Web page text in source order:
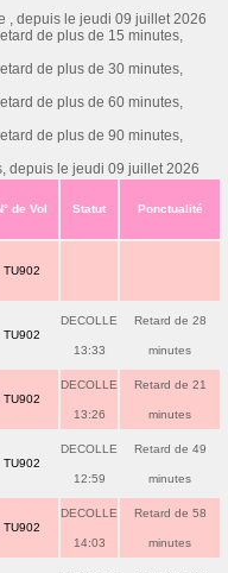
, depuis le jeudi 09 juillet 2026
de plus de 15 minutes,
de plus de 30 minutes,
de plus de 60 minutes,
de plus de 90 minutes,
depuis le jeudi 09 juillet 2026
de Vol Statut Ponctualité
TU902
TU902
DECOLLE
13:33
Retard de 28
minutes
TU902
DECOLLE
13:26
Retard de 21
minutes
TU902
DECOLLE
12:59
Retard de 49
minutes
TU902
DECOLLE
14:03
Retard de 58
minutes